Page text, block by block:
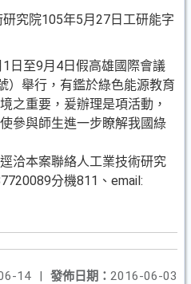
究院105年5月27日工研能字
日至9月4日假高雄國際會議
）舉行，有鑑於綠色能源教育
之重要，爰辦理是項活動，
參與師生進一步瞭解我國綠
洽本案聯絡人工業技術研究
分機811、email:
發佈日期： 2016-06-03
14
|